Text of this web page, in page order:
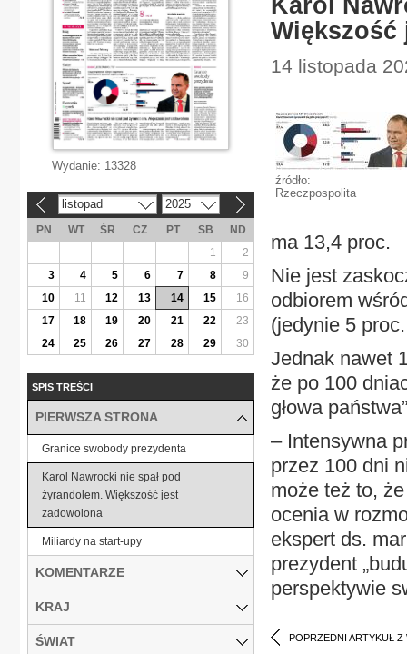
Karol
Większość
14 listopada
źródło:
Rzeczpospolita
ma 13,4 proc.
Nie jest
odbiorem
(jedynie 5
Jednak nawet
że po 100
głowa
– Intensywna
przez 100 dni
może też to,
ocenia w
ekspert ds.
prezydent
perspektywie
POPRZEDNI ARTYKUŁ Z
Wydanie: 13328
listopad 2025
PN WT ŚR CZ PT SB
ND
1
2
3
4 5 6 7 8
9
10
11 12 13 14 15
16
17
18 19 20 21 22
23
24
25 26 27 28 29 30
SPIS TREŚCI
PIERWSZA STRONA
Granice swobody prezydenta
Karol Nawrocki nie spał pod
żyrandolem. Większość jest
zadowolona
Miliardy na start-upy
KOMENTARZE
KRAJ
ŚWIAT